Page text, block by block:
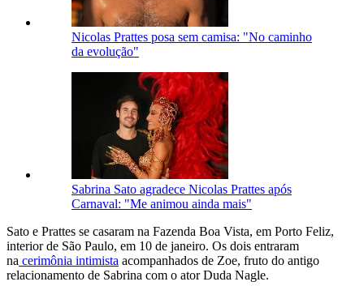
Nicolas Prattes posa sem camisa: "No caminho
da evolução"
Sabrina Sato agradece Nicolas Prattes após
Carnaval: "Me animou ainda mais"
Sato e Prattes se casaram na Fazenda Boa Vista, em Porto Feliz,
interior de São Paulo, em 10 de janeiro. Os dois entraram
na cerimônia intimista acompanhados de Zoe, fruto do antigo
relacionamento de Sabrina com o ator Duda Nagle.